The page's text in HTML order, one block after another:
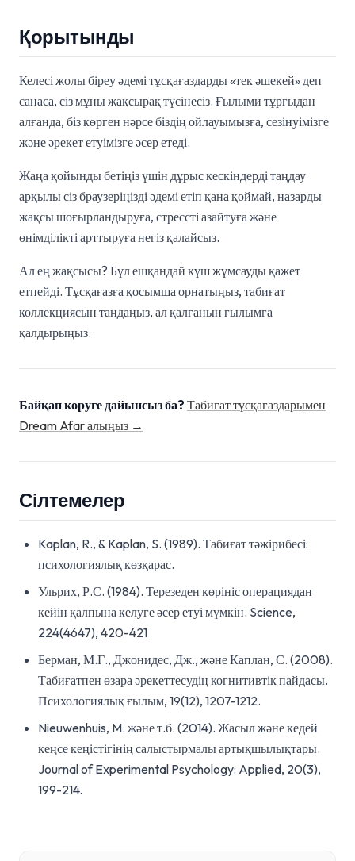
Қорытынды
Келесі жолы біреу әдемі тұсқағаздарды «тек әшекей» деп
санаса, сіз мұны жақсырақ түсінесіз. Ғылыми тұрғыдан
алғанда, біз көрген нәрсе біздің ойлауымызға, сезінуімізге
және әрекет етуімізге әсер етеді.
Жаңа қойынды бетіңіз үшін дұрыс кескіндерді таңдау
арқылы сіз браузеріңізді әдемі етіп қана қоймай, назарды
жақсы шоғырландыруға, стрессті азайтуға және
өнімділікті арттыруға негіз қалайсыз.
Ал ең жақсысы? Бұл ешқандай күш жұмсауды қажет
етпейді. Тұсқағазға қосымша орнатыңыз, табиғат
коллекциясын таңдаңыз, ал қалғанын ғылымға
қалдырыңыз.
Байқап көруге дайынсыз ба? Табиғат тұсқағаздарымен
Dream Afar алыңыз →
Сілтемелер
Kaplan, R., & Kaplan, S. (1989). Табиғат тәжірибесі:
психологиялық көзқарас.
Ульрих, Р.С. (1984). Терезеден көрініс операциядан
кейін қалпына келуге әсер етуі мүмкін. Science,
224(4647), 420-421
Берман, М.Г., Джонидес, Дж., және Каплан, С. (2008).
Табиғатпен өзара әрекеттесудің когнитивтік пайдасы.
Психологиялық ғылым, 19(12), 1207-1212.
Nieuwenhuis, M. және т.б. (2014). Жасыл және кедей
кеңсе кеңістігінің салыстырмалы артықшылықтары.
Journal of Experimental Psychology: Applied, 20(3),
199-214.